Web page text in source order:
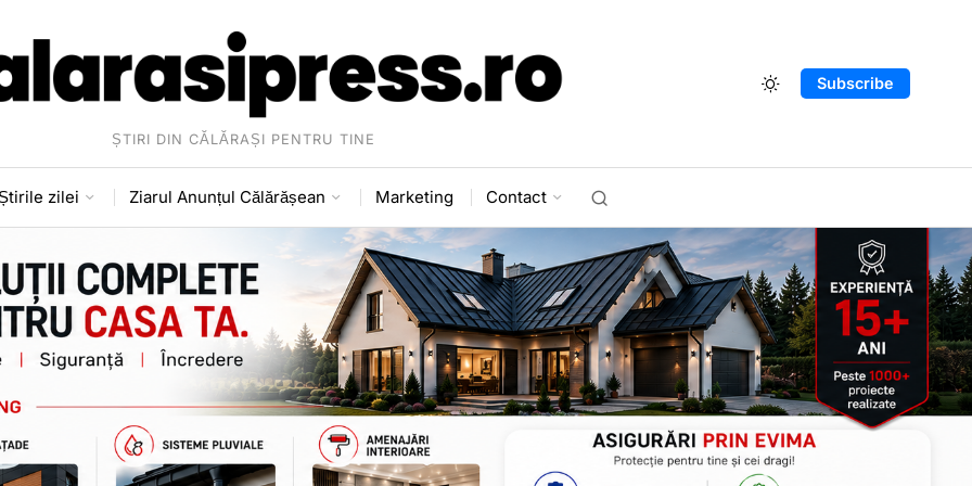
ȘTIRI DIN CĂLĂRAȘI PENTRU TINE
Subscribe
zilei Ziarul Anunțul Călărășean Marketing Contact